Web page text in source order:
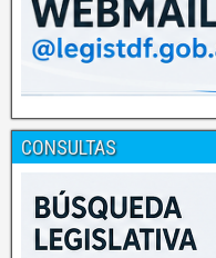
CONSULTAS